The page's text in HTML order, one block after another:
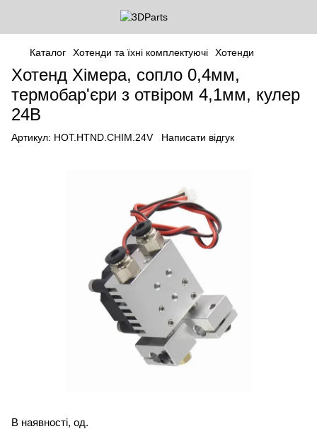
Каталог Хотенди та їхні комплектуючі Хотенди
Хотенд Хімера, сопло 0,4мм,
термобар'єри з отвіром 4,1мм, кулер
24В
Артикул: HOT.HTND.CHIM.24V Написати відгук
В наявності, од.